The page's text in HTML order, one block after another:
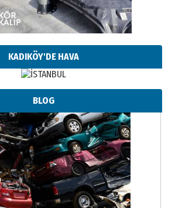
KADIKÖY'DE HAVA
BLOG